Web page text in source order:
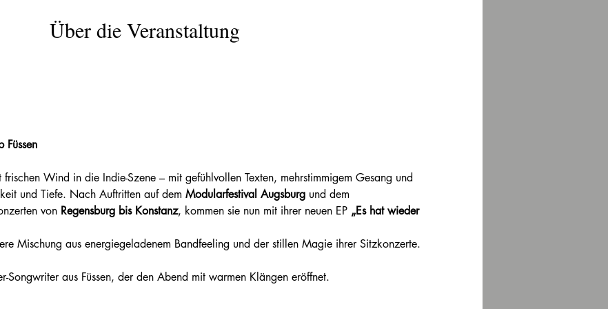
Über die Veranstaltung
Wind in die Indie-Szene – mit gefühlvollen Texten, mehrstimmigem Gesang und
und Tiefe. Nach Auftritten auf dem Modularfestival Augsburg und dem
von Regensburg bis Konstanz, kommen sie nun mit ihrer neuen EP „Es hat wieder
Mischung aus energiegeladenem Bandfeeling und der stillen Magie ihrer Sitzkonzerte.
Songwriter aus Füssen, der den Abend mit warmen Klängen eröffnet.